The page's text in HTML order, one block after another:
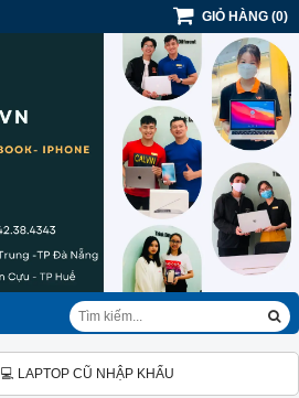
GIỎ HÀNG (0)
💻 LAPTOP CŨ NHẬP KHẨU